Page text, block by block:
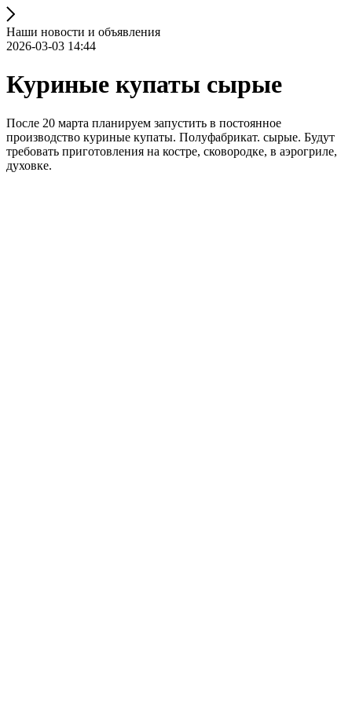
Наши новости и объявления
2026-03-03 14:44
Куриные купаты сырые
После 20 марта планируем запустить в постоянное
производство куриные купаты. Полуфабрикат. сырые. Будут
требовать приготовления на костре, сковородке, в аэрогриле,
духовке.